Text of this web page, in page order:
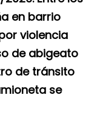
en barrio
violencia
de abigeato
de tránsito
se